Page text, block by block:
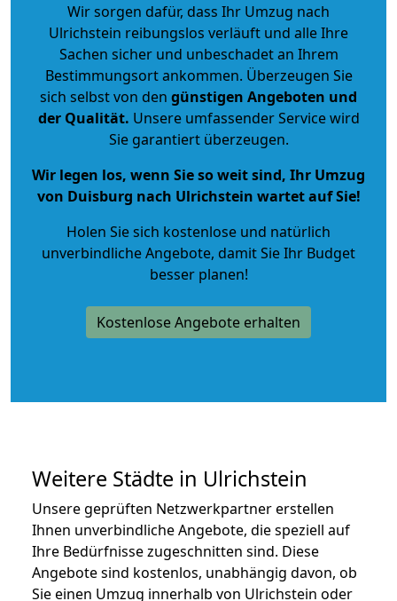
Wir sorgen dafür, dass Ihr Umzug nach
Ulrichstein reibungslos verläuft und alle Ihre
Sachen sicher und unbeschadet an Ihrem
Bestimmungsort ankommen. Überzeugen Sie
sich selbst von den günstigen Angeboten und
der Qualität. Unsere umfassender Service wird
Sie garantiert überzeugen.
Wir legen los, wenn Sie so weit sind, Ihr Umzug
von Duisburg nach Ulrichstein wartet auf Sie!
Holen Sie sich kostenlose und natürlich
unverbindliche Angebote, damit Sie Ihr Budget
besser planen!
Kostenlose Angebote erhalten
Weitere Städte in Ulrichstein
Unsere geprüften Netzwerkpartner erstellen
Ihnen unverbindliche Angebote, die speziell auf
Ihre Bedürfnisse zugeschnitten sind. Diese
Angebote sind kostenlos, unabhängig davon, ob
Sie einen Umzug innerhalb von Ulrichstein oder